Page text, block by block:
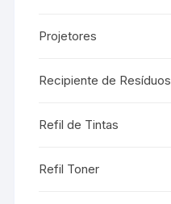
Projetores
Recipiente de Resíduos
Refil de Tintas
Refil Toner